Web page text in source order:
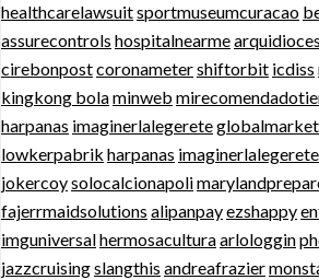
healthcarelawsuitsportmuseumcuracao
assurecontrols hospitalnearme
cirebonpostcoronametershiftorbit icdiss
kingkong bolaminweb
harpanas imaginerlalegerete
lowkerpabrik harpanas imaginerlalegerete
jokercoysolocalcionapoli
fajerrmaidsolutions alipanpayezshappy
imguniversalhermosaculturaarlologgin
jazzcruisingslangthis andreafrazier